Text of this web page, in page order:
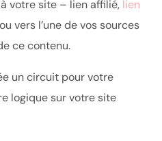
votre site – lien affilié, lien
vers l’une de vos sources
ce contenu.
un circuit pour votre
logique sur votre site